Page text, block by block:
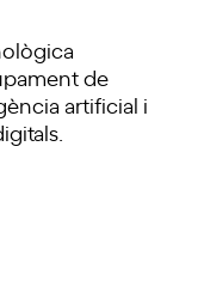
de
artificial i